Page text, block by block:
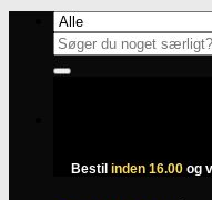
Fortsæt
indhold
Søg
efter:
Bestil inden 16.00 og